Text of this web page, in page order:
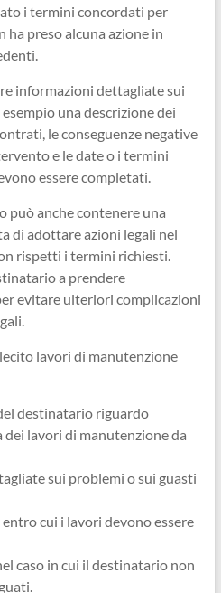
i termini concordati per
ha preso alcuna azione in
informazioni dettagliate sui
una descrizione dei
le conseguenze negative
e le date o i termini
essere completati.
può anche contenere una
di adottare azioni legali nel
rispetti i termini richiesti.
a prendere
evitare ulteriori complicazioni
lavori di manutenzione
destinatario riguardo
dei lavori di manutenzione da
sui problemi o sui guasti
cui i lavori devono essere
caso in cui il destinatario non